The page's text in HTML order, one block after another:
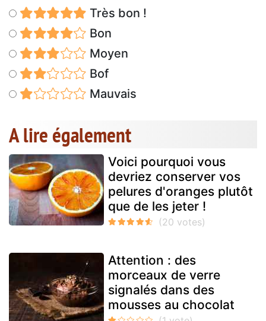
Très bon !
Bon
Moyen
Bof
Mauvais
A lire également
Voici pourquoi vous
devriez conserver vos
pelures d'oranges plutôt
que de les jeter !
Attention : des
morceaux de verre
signalés dans des
mousses au chocolat